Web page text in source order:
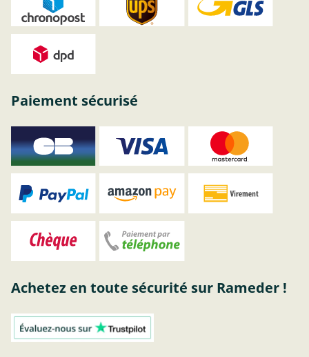
Paiement sécurisé
Achetez en toute sécurité sur Rameder !